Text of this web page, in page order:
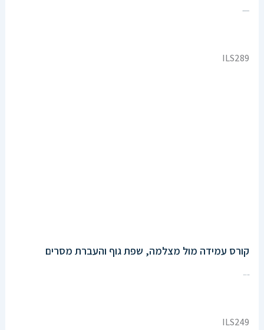
ILS289
קורס עמידה מול מצלמה, שפת גוף והעברת מסרים
Enroll Now
ILS249